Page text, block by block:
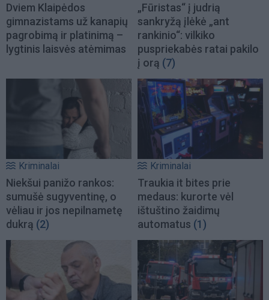
Dviem Klaipėdos
gimnazistams už kanapių
pagrobimą ir platinimą –
lygtinis laisvės atėmimas
„Fūristas“ į judrią
sankryžą įlėkė „ant
rankinio“: vilkiko
puspriekabės ratai pakilo
į orą (7)
Kriminalai
Niekšui panižo rankos:
sumušė sugyventinę, o
vėliau ir jos nepilnametę
dukrą (2)
Kriminalai
Traukia it bites prie
medaus: kurorte vėl
ištuštino žaidimų
automatus (1)